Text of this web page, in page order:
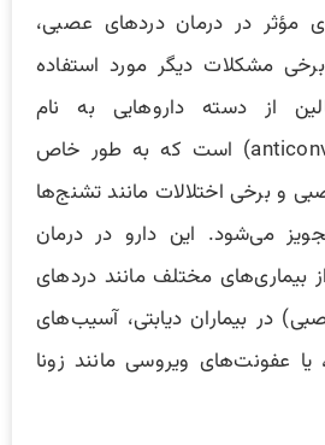
مؤثر در درمان دردهای عصبی،
مشکلات دیگر مورد استفاده
از دسته داروهایی به نام
ضدصرع‌ها (anticonvulsants) است که به طور خاص
و برخی اختلالات مانند تشنج‌ها
می‌شود. این دارو در درمان
بیماری‌های مختلف مانند دردهای
در بیماران دیابتی، آسیب‌های
عفونت‌های ویروسی مانند زونا